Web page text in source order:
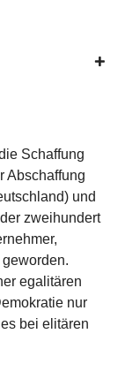
Schaffung
Abschaffung
und
zweihundert
egalitären
nur
bei elitären